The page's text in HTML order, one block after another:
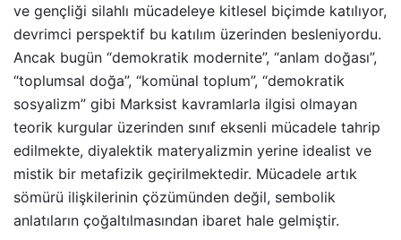
ve gençliği silahlı mücadeleye kitlesel biçimde katılıyor,
devrimci perspektif bu katılım üzerinden besleniyordu.
Ancak bugün “demokratik modernite”, “anlam doğası”,
“toplumsal doğa”, “komünal toplum”, “demokratik
sosyalizm” gibi Marksist kavramlarla ilgisi olmayan
teorik kurgular üzerinden sınıf eksenli mücadele tahrip
edilmekte, diyalektik materyalizmin yerine idealist ve
mistik bir metafizik geçirilmektedir. Mücadele artık
sömürü ilişkilerinin çözümünden değil, sembolik
anlatıların çoğaltılmasından ibaret hale gelmiştir.